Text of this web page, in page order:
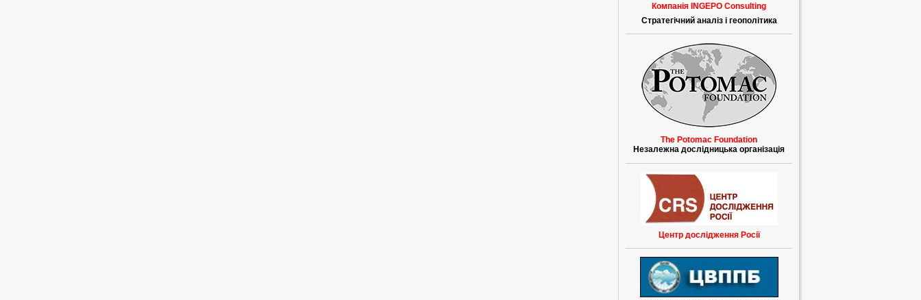
Компанія INGEPO Consulting
Стратегічний аналіз і геополітика
The Potomac Foundation
Незалежна дослідницька організація
Центр дослідження Росії